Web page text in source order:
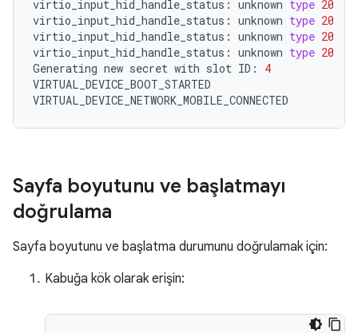
virtio_input_hid_handle_status: unknown type 20
virtio_input_hid_handle_status: unknown type 20
virtio_input_hid_handle_status: unknown type 20
virtio_input_hid_handle_status: unknown type 20
Generating new secret with slot ID:
4
VIRTUAL_DEVICE_BOOT_STARTED
Sayfa boyutunu ve başlatmayı
doğrulama
Sayfa boyutunu ve başlatma durumunu doğrulamak için:
Kabuğa kök olarak erişin: